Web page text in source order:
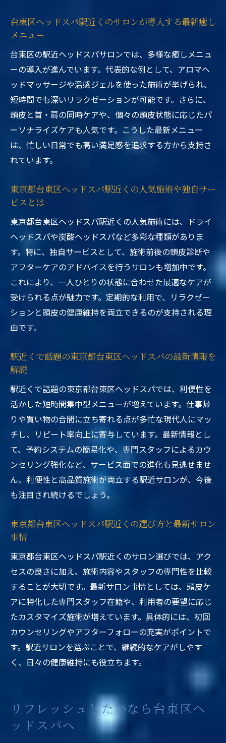
台東区ヘッドスパ駅近くのサロンが導入する最新癒し
メニュー
台東区の駅近ヘッドスパサロンでは、多様な癒しメニュ
ーの導入が進んでいます。代表的な例として、アロマヘ
ッドマッサージや温感ジェルを使った施術が挙げられ、
短時間でも深いリラクゼーションが可能です。さらに、
頭皮と首・肩の同時ケアや、個々の頭皮状態に応じたパ
ーソナライズケアも人気です。こうした最新メニュー
は、忙しい日常でも高い満足感を追求する方から支持さ
れています。
東京都台東区ヘッドスパ駅近くの人気施術や独自サー
ビスとは
東京都台東区ヘッドスパ駅近くの人気施術には、ドライ
ヘッドスパや炭酸ヘッドスパなど多彩な種類がありま
す。特に、独自サービスとして、施術前後の頭皮診断や
アフターケアのアドバイスを行うサロンも増加中です。
これにより、一人ひとりの状態に合わせた最適なケアが
受けられる点が魅力です。定期的な利用で、リラクゼー
ションと頭皮の健康維持を両立できるのが支持される理
由です。
駅近くで話題の東京都台東区ヘッドスパの最新情報を
解説
駅近くで話題の東京都台東区ヘッドスパでは、利便性を
活かした短時間集中型メニューが増えています。仕事帰
りや買い物の合間に立ち寄れる点が多忙な現代人にマッ
チし、リピート率向上に寄与しています。最新情報とし
て、予約システムの簡易化や、専門スタッフによるカウ
ンセリング強化など、サービス面での進化も見逃せませ
ん。利便性と高品質施術が両立する駅近サロンが、今後
も注目され続けるでしょう。
東京都台東区ヘッドスパ駅近くの選び方と最新サロン
事情
東京都台東区ヘッドスパ駅近くのサロン選びでは、アク
セスの良さに加え、施術内容やスタッフの専門性を比較
することが大切です。最新サロン事情としては、頭皮ケ
アに特化した専門スタッフ在籍や、利用者の要望に応じ
たカスタマイズ施術が増えています。具体的には、初回
カウンセリングやアフターフォローの充実がポイントで
す。駅近サロンを選ぶことで、継続的なケアがしやす
く、日々の健康維持にも役立ちます。
リフレッシュしたいなら台東区ヘ
ッドスパへ